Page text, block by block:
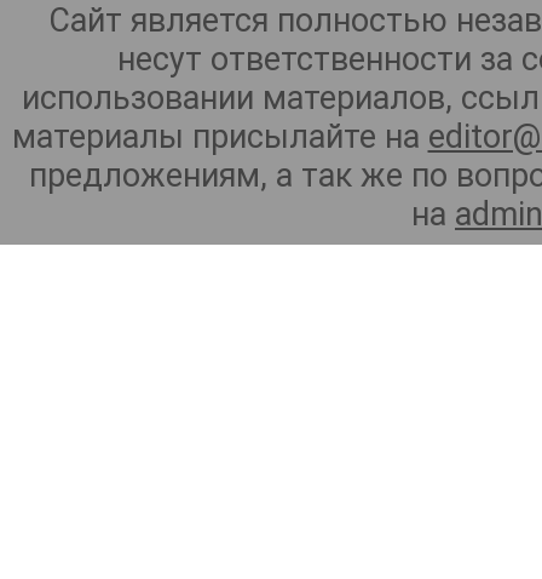
Сайт является полностью
несут ответственности
использовании материалов,
материалы присылайте на
предложениям, а так же по
на